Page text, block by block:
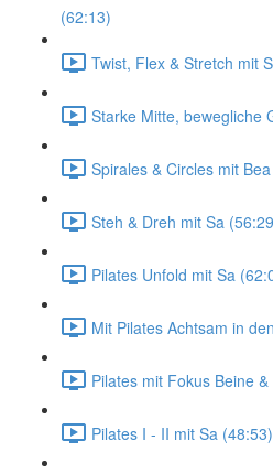
(62:13)
Twist, Flex & Stretch mit
Starke Mitte, bewegliche
Spirales & Circles mit
Steh & Dreh mit Sa
Pilates Unfold mit Sa
Mit Pilates Achtsam in
Pilates mit Fokus Beine
Pilates I - II mit Sa (48:53)